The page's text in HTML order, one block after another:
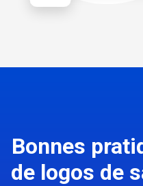
Bonnes
de logos de